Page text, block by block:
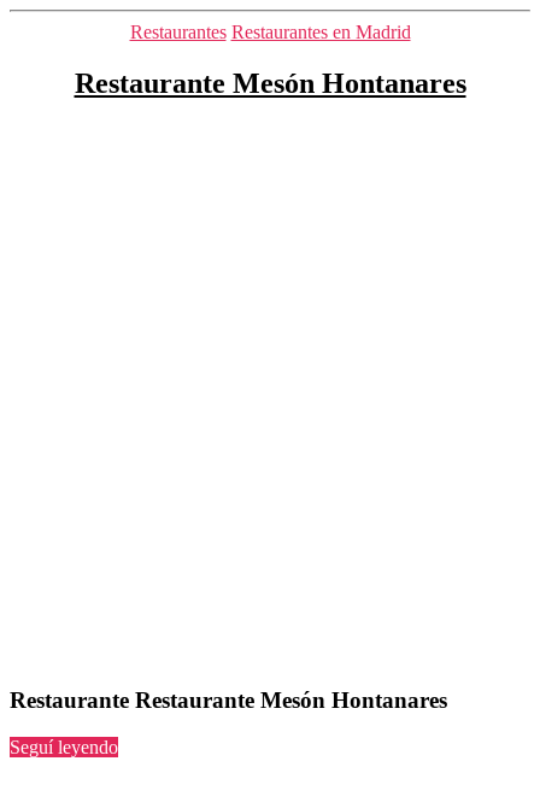
Categorías
Restaurantes Restaurantes en Madrid
Restaurante Mesón Hontanares
Restaurante Restaurante Mesón Hontanares
Seguí leyendo“Restaurante